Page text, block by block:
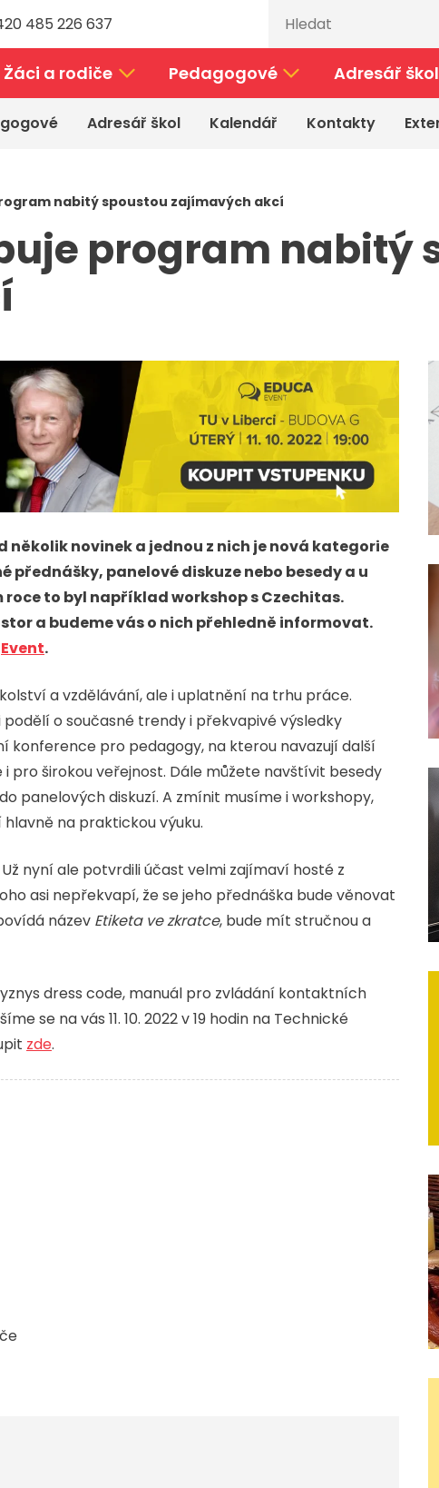
485 226 637
Žáci a rodiče Pedagogové Adresář škol
Adresář škol Kalendář Kontakty
nabitý spoustou zajímavých akcí
program nabitý
několik novinek a jednou z nich je nová kategorie
přednášky, panelové diskuze nebo besedy a u
to byl například workshop s Czechitas.
a budeme vás o nich přehledně informovat.
Event.
a vzdělávání, ale i uplatnění na trhu práce.
o současné trendy i překvapivé výsledky
konference pro pedagogy, na kterou navazují další
pro širokou veřejnost. Dále můžete navštívit besedy
panelových diskuzí. A zmínit musíme i workshopy,
na praktickou výuku.
nyní ale potvrdili účast velmi zajímaví hosté z
asi nepřekvapí, že se jeho přednáška bude věnovat
název Etiketa ve zkratce, bude mít stručnou a
dress code, manuál pro zvládání kontaktních
se na vás 11. 10. 2022 v 19 hodin na Technické
zde.